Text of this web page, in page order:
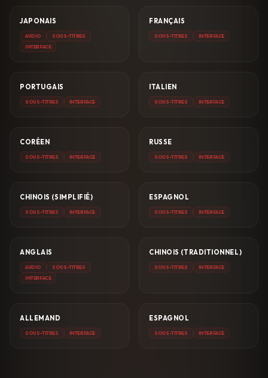
JAPONAIS
AUDIO
SOUS-TITRES
INTERFACE
FRANÇAIS
SOUS-TITRES INTERFACE
PORTUGAIS
SOUS-TITRES INTERFACE
ITALIEN
SOUS-TITRES INTERFACE
CORÉEN
SOUS-TITRES INTERFACE
RUSSE
SOUS-TITRES INTERFACE
CHINOIS (SIMPLIFIÉ)
SOUS-TITRES INTERFACE
ESPAGNOL
SOUS-TITRES INTERFACE
ANGLAIS
AUDIO
SOUS-TITRES
INTERFACE
CHINOIS (TRADITIONNEL)
SOUS-TITRES INTERFACE
ALLEMAND
SOUS-TITRES INTERFACE
ESPAGNOL
SOUS-TITRES INTERFACE